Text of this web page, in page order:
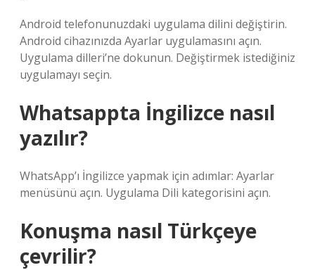
Android telefonunuzdaki uygulama dilini değiştirin.
Android cihazınızda Ayarlar uygulamasını açın.
Uygulama dilleri’ne dokunun. Değiştirmek istediğiniz
uygulamayı seçin.
Whatsappta İngilizce nasıl
yazılır?
WhatsApp’ı İngilizce yapmak için adımlar: Ayarlar
menüsünü açın. Uygulama Dili kategorisini açın.
Konuşma nasıl Türkçeye
çevrilir?